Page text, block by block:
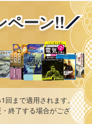
ペーン!!
回まで適用されます。
終了する場合がござ